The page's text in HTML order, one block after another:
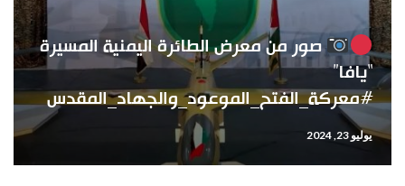
صور من معرض الطائرة اليمنية المسيرة
“يافا”
#معركة_الفتح_الموعود_والجهاد_المقدس
يوليو 23, 2024